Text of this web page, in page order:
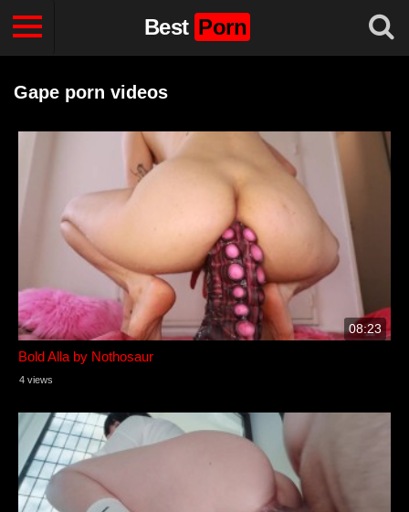
Best Porn
Gape porn videos
08:23
Bold Alla by Nothosaur
4 views